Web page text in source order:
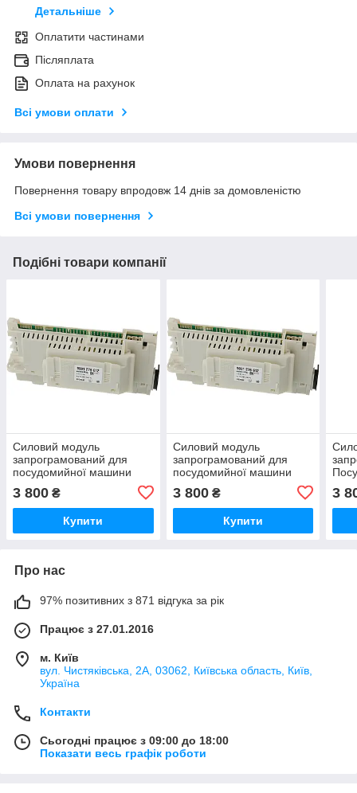
Детальніше
Оплатити частинами
Післяплата
Оплата на рахунок
Всі умови оплати
Умови повернення
Повернення товару впродовж 14 днів за домовленістю
Всі умови повернення
Подібні товари компанії
Силовий модуль
запрограмований для
посудомийної машини
3 800 ₴
Купити
Силовий модуль
запрограмований для
посудомийної машини
3 800₴
Купити
3
Про нас
97% позитивних з 871 відгука за рік
Працює з 27.01.2016
м. Київ
вул. Чистяківська, 2А, 03062, Київська область, Київ,
Україна
Контакти
Сьогодні працює з 09:00 до 18:00
Показати весь графік роботи